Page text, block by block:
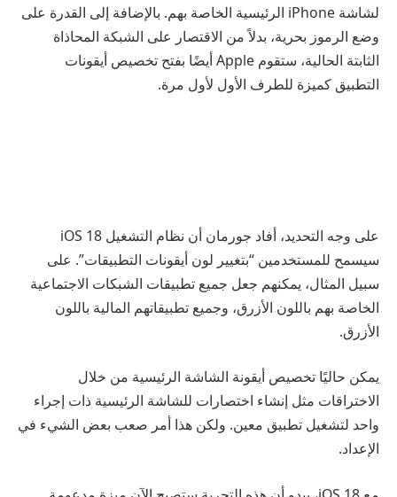
لشاشة iPhone الرئيسية الخاصة بهم. بالإضافة إلى القدرة على
وضع الرموز بحرية، بدلاً من الاقتصار على الشبكة المحاذاة
الثابتة الحالية، ستقوم Apple أيضًا بفتح تخصيص أيقونات
التطبيق كميزة للطرف الأول لأول مرة.
على وجه التحديد، أفاد جورمان أن نظام التشغيل iOS 18
سيسمح للمستخدمين “بتغيير لون أيقونات التطبيقات”. على
سبيل المثال، يمكنهم جعل جميع تطبيقات الشبكات الاجتماعية
الخاصة بهم باللون الأزرق، وجميع تطبيقاتهم المالية باللون
الأزرق.
يمكن حاليًا تخصيص أيقونة الشاشة الرئيسية من خلال
الاختراقات مثل إنشاء اختصارات للشاشة الرئيسية ذات إجراء
واحد لتشغيل تطبيق معين. ولكن هذا أمر صعب بعض الشيء في
الإعداد.